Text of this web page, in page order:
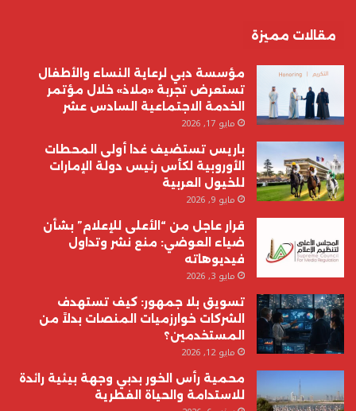
مقالات مميزة
مؤسسة دبي لرعاية النساء والأطفال
تستعرض تجربة «ملاذ» خلال مؤتمر
الخدمة الاجتماعية السادس عشر
مايو 17, 2026
باريس تستضيف غدا أولى المحطات
الأوروبية لكأس رئيس دولة الإمارات
للخيول العربية
مايو 9, 2026
قرار عاجل من “الأعلى للإعلام” بشأن
ضياء العوضي: منع نشر وتداول
فيديوهاته
مايو 3, 2026
تسويق بلا جمهور: كيف تستهدف
الشركات خوارزميات المنصات بدلاً من
المستخدمين؟
مايو 12, 2026
محمية رأس الخور بدبي وجهة بيئية رائدة
للاستدامة والحياة الفطرية